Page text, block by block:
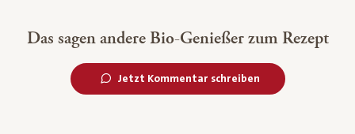
Das sagen andere Bio-Genießer zum Rezept
Jetzt Kommentar schreiben